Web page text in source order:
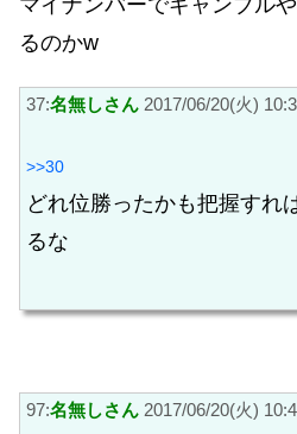
るのかw
37:名無しさん 2017/06/20(火)
>>30
どれ位勝ったかも把握すれ
るな
97:名無しさん 2017/06/20(火)